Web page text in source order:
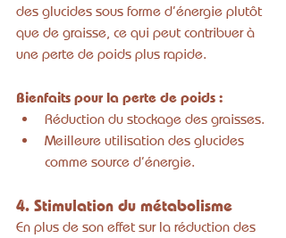
des glucides sous forme d’énergie plutôt
que de graisse, ce qui peut contribuer à
une perte de poids plus rapide.
Bienfaits pour la perte de poids :
Réduction du stockage des graisses.
Meilleure utilisation des glucides
comme source d’énergie.
4. Stimulation du métabolisme
En plus de son effet sur la réduction des